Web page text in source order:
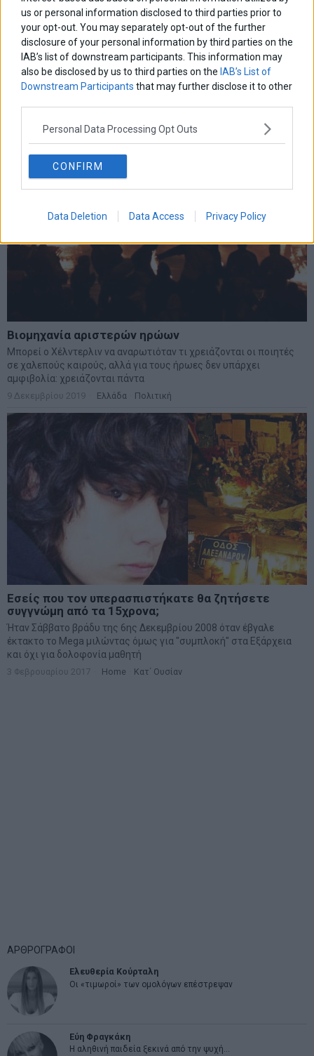
us or personal information disclosed to third parties prior to
your opt-out. You may separately opt-out of the further
disclosure of your personal information by third parties on the
IAB’s list of downstream participants. This information may
also be disclosed by us to third parties on the IAB’s List of
Downstream Participants that may further disclose it to other
Personal Data Processing Opt Outs
CONFIRM
Data Deletion Data Access Privacy Policy
Να τιμηθεί η μνήμη Γρηγορόπουλου καλούν με
ψήφισμα που υπογράφουν Αγγελάκας, Μποφίλιου,
Πουλικάκος
Να τιμηθεί -με όλα τα απαραίτητα μέτρα προστασίας- η μνήμη του
Αλέξανδρου Γρηγορόπουλου στις 6 Δεκεμβρίου καλούν με
ψήφισμα που υπογράφουν γνωστοί καλλιτέχνες,
Βιομηχανία αριστερών ηρώων
Μπορεί ο Χέλντερλιν να αναρωτιόταν τι χρειάζονται οι ποιητές
σε χαλεπούς καιρούς, αλλά για τους ήρωες δεν υπάρχει
αμφιβολία: χρειάζονται πάντα
9 Δεκεμβρίου 2019 Ελλάδα Πολιτική
Εσείς που τον υπερασπιστήκατε θα ζητήσετε
συγγνώμη από τα 15χρονα;
Ήταν Σάββατο βράδυ της 6ης Δεκεμβρίου 2008 όταν έβγαλε
έκτακτο το Mega μιλώντας όμως για "συμπλοκή" στα Εξάρχεια
και όχι για δολοφονία μαθητή
3 Φεβρουαρίου 2017 Home Κατ΄ Ουσίαν
ΑΡΘΡΟΓΡΑΦΟΙ
Ελευθερία Κούρταλη
Οι «τιμωροί» των ομολόγων επέστρεψαν
Εύη Φραγκάκη
Η αληθινή παιδεία ξεκινά από την ψυχή…